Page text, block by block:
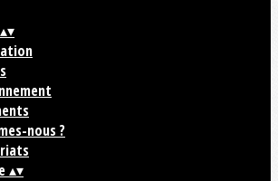
▴▾
nous ?
▴▾